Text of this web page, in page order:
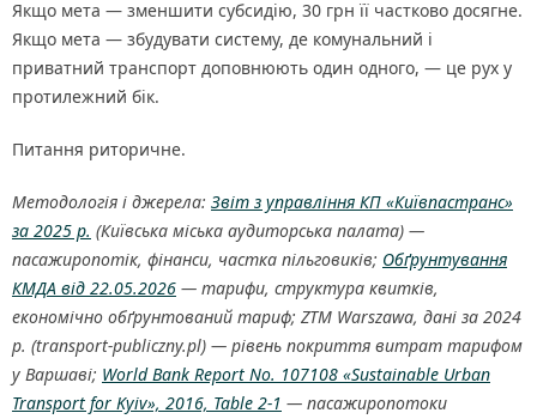
Якщо мета — зменшити субсидію, 30 грн її частково досягне.
Якщо мета — збудувати систему, де комунальний і
приватний транспорт доповнюють один одного, — це рух у
протилежний бік.
Питання риторичне.
Методологія і джерела: Звіт з управління КП «Київпастранс»
за 2025 р. (Київська міська аудиторська палата) —
пасажиропотік, фінанси, частка пільговиків; Обґрунтування
КМДА від 22.05.2026 — тарифи, структура квитків,
економічно обґрунтований тариф; ZTM Warszawa, дані за 2024
р. (transport-publiczny.pl) — рівень покриття витрат тарифом
у Варшаві; World Bank Report No. 107108 «Sustainable Urban
Transport for Kyiv», 2016, Table 2-1 — пасажиропотоки